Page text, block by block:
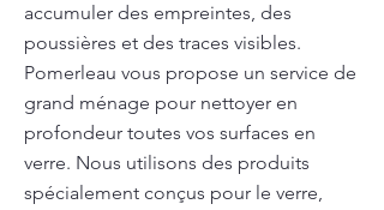
accumuler des empreintes, des
poussières et des traces visibles.
Pomerleau vous propose un service de
grand ménage pour nettoyer en
profondeur toutes vos surfaces en
verre. Nous utilisons des produits
spécialement conçus pour le verre,